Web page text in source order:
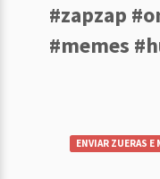
#zapzap
#memes
ENVIAR ZUERAS E